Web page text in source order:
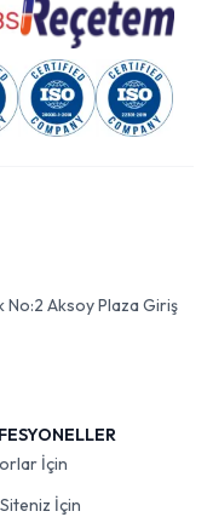
No:2 Aksoy Plaza Giriş
İçin
İçin